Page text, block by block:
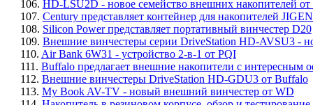
106. HD-LSU2D - новое семейство внешних накопителей
107. Century представляет контейнер для накопителей
108. Silicon Power представляет портативный винчестер D20
109. Внешние винчестеры серии DriveStation HD-AVSU3 -
110. Air Bank 6W31 - устройство 2-в-1 от PQI
111. Buffalo предлагает внешние накопители с
112. Внешние винчестеры DriveStation HD-GDU3 от Buffalo
113. My Book AV-TV - новый внешний винчестер от WD